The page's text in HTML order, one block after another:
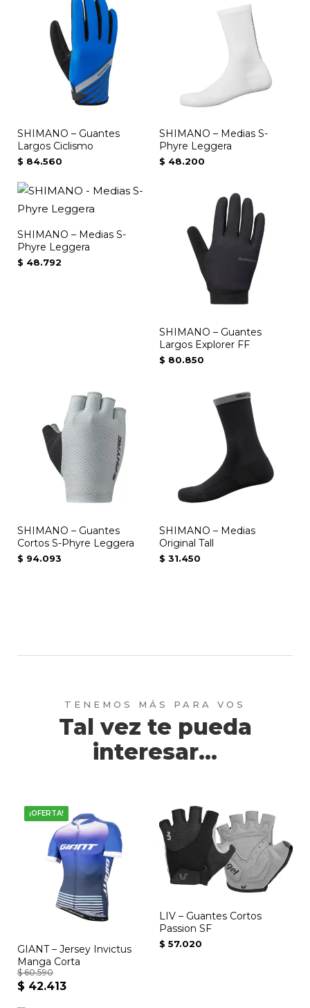
SHIMANO – Guantes
Largos Ciclismo
$ 84.560
SHIMANO – Medias S-
Phyre Leggera
$ 48.200
opciones
pueden
elegir
producto
SHIMANO – Medias S-
Phyre Leggera
$ 48.792
SHIMANO – Guantes
Largos Explorer FF
$ 80.850
SHIMANO – Guantes
Cortos S-Phyre Leggera
$ 94.093
tiene
múltiples
variantes.
pueden
elegir
SHIMANO – Medias
Original Tall
$ 31.450
Tal vez te pueda
interesar...
¡OFERTA!
GIANT – Jersey Invictus
Manga Corta
$60.590
El
$ 42.413
LIV – Guantes Cortos
Passion SF
$ 57.020